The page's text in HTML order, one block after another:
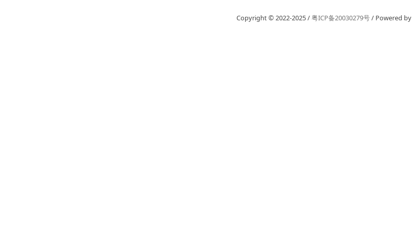
Copyright © 2022-2025 /粤ICP备20030279号/ Powered by